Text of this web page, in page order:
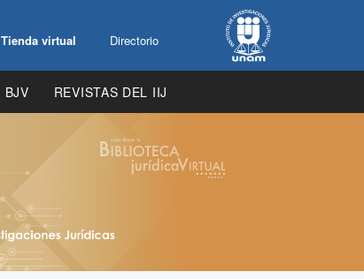
Tienda virtual Directorio
BJV REVISTAS DEL IIJ